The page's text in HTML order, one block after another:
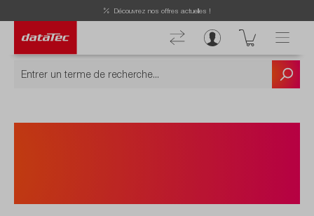
Découvrez nos offres actuelles !